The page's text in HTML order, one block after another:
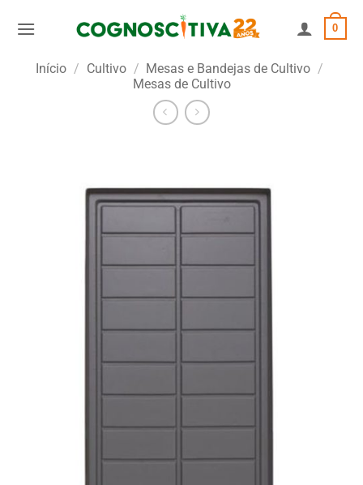
0
Início / Cultivo / Mesas e Bandejas de Cultivo /
Mesas de Cultivo